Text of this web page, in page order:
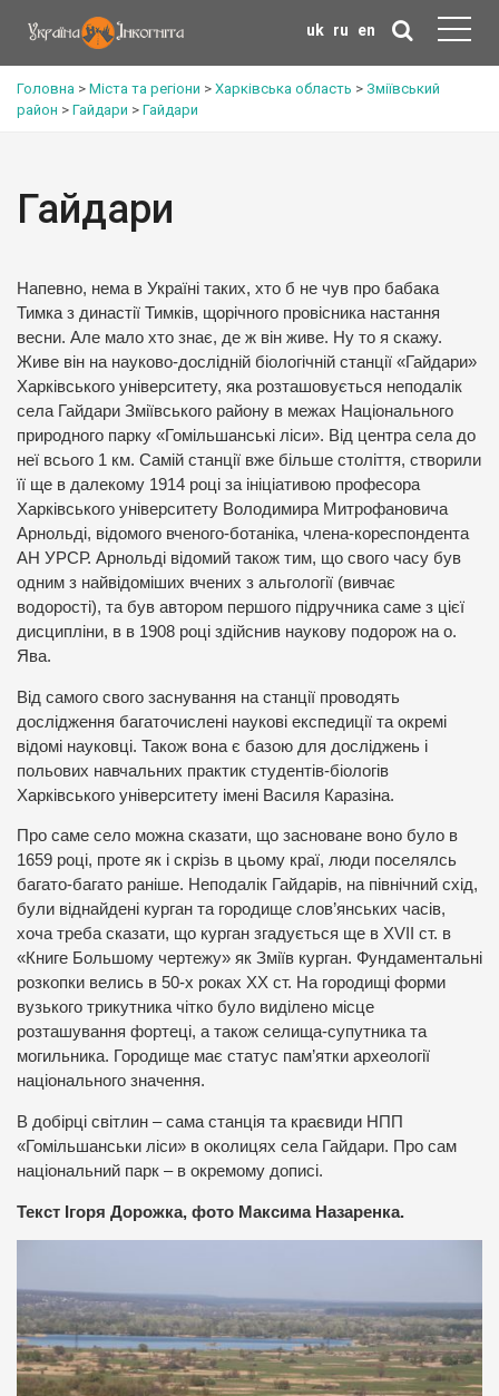
uk ru en
Головна > Міста та регіони > Харківська область > Зміївський
район > Гайдари > Гайдари
Гайдари
Напевно, нема в Україні таких, хто б не чув про бабака
Тимка з династії Тимків, щорічного провісника настання
весни. Але мало хто знає, де ж він живе. Ну то я скажу.
Живе він на науково-дослідній біологічній станції «Гайдари»
Харківського університету, яка розташовується неподалік
села Гайдари Зміївського району в межах Національного
природного парку «Гомільшанські ліси». Від центра села до
неї всього 1 км. Самій станції вже більше століття, створили
її ще в далекому 1914 році за ініціативою професора
Харківського університету Володимира Митрофановича
Арнольді, відомого вченого-ботаніка, члена-кореспондента
АН УРСР. Арнольді відомий також тим, що свого часу був
одним з найвідоміших вчених з альгології (вивчає
водорості), та був автором першого підручника саме з цієї
дисципліни, в в 1908 році здійснив наукову подорож на о.
Ява.
Від самого свого заснування на станції проводять
дослідження багаточислені наукові експедиції та окремі
відомі науковці. Також вона є базою для досліджень і
польових навчальних практик студентів-біологів
Харківського університету імені Василя Каразіна.
Про саме село можна сказати, що засноване воно було в
1659 році, проте як і скрізь в цьому краї, люди поселялсь
багато-багато раніше. Неподалік Гайдарів, на північний схід,
були віднайдені курган та городище слов’янських часів,
хоча треба сказати, що курган згадується ще в XVII ст. в
«Книге Большому чертежу» як Зміїв курган. Фундаментальні
розкопки велись в 50-х роках XX ст. На городищі форми
вузького трикутника чітко було виділено місце
розташування фортеці, а також селища-супутника та
могильника. Городище має статус пам’ятки археології
національного значення.
В добірці світлин – сама станція та краєвиди НПП
«Гомільшанськи ліси» в околицях села Гайдари. Про сам
національний парк – в окремому дописі.
Текст Ігоря Дорожка, фото Максима Назаренка.